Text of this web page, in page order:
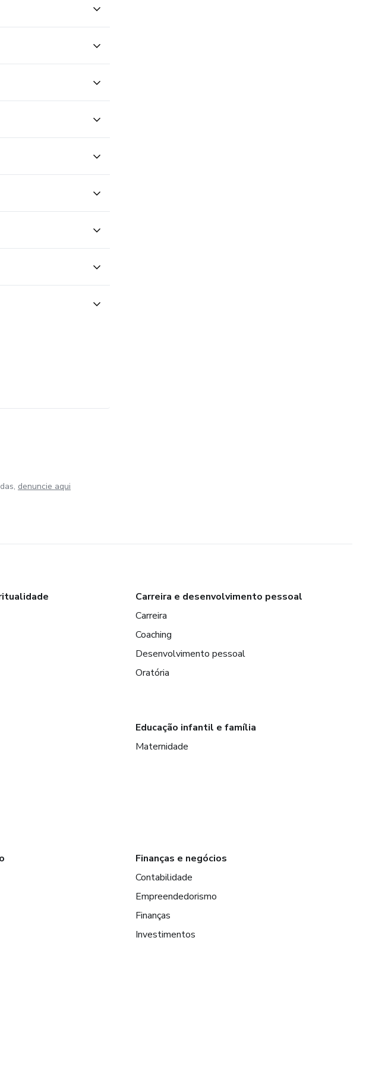
denuncie aqui
Carreira e desenvolvimento pessoal
Carreira
Coaching
Desenvolvimento pessoal
Oratória
Educação infantil e família
Maternidade
Finanças e negócios
Contabilidade
Empreendedorismo
Finanças
Investimentos